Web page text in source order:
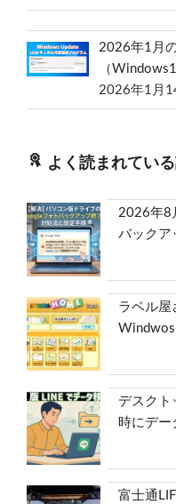
2026年1月
（
2026年1月
よく読まれてい
2026年8
バックア
ラベル屋
デスクト
時にデー
富士通